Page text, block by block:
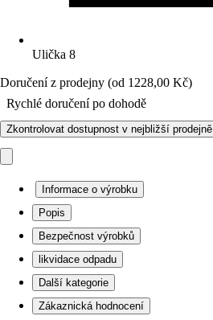
Ulička 8
Doručení z prodejny (od 1228,00 Kč)
Rychlé doručení po dohodě
Zkontrolovat dostupnost v nejbližší prodejně
Informace o výrobku
Popis
Bezpečnost výrobků
likvidace odpadu
Další kategorie
Zákaznická hodnocení